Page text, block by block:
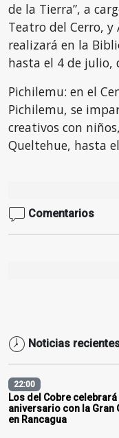
de la Tierra”, a
Teatro del Cerro, y
realizará en la
hasta el 4 de julio,
Pichilemu: en el
Pichilemu, se
creativos con
Queltehue, hasta
Comentarios
Noticias
22:00
Los del Cobre
aniversario con la Gran
en Rancagua